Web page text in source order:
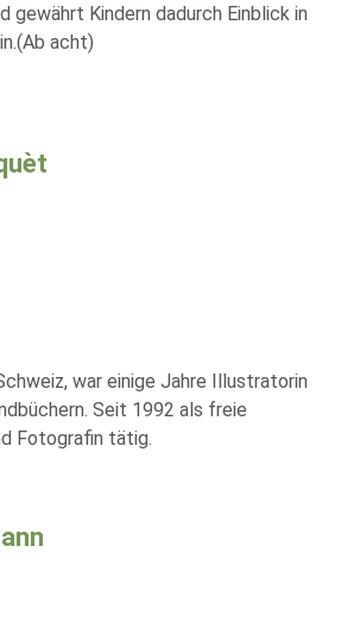
gewährt Kindern dadurch Einblick in
acht)
war einige Jahre Illustratorin
Seit 1992 als freie
Fotografin tätig.